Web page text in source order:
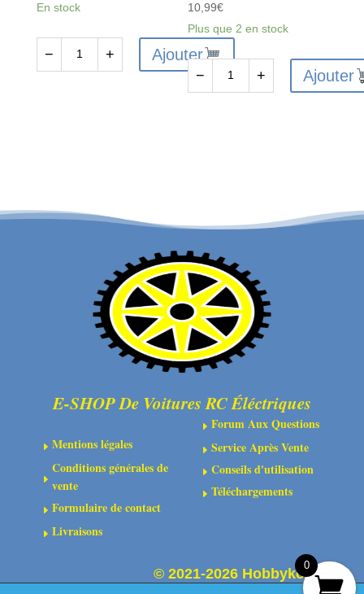
En stock
(4)
− + Ajouter
10,99€
Plus que 2 en stock
12x18x4
mm
2RS
(2)
− + Ajouter
E-SHOP De Voitures RC Éléctriques
EMentions légales
E
Conditions générales de
vente
EFormulaire de contact
ELivraisons
E Forum Aux Questions
E Service Après Vente
E Conseils d'utilisation
E Téléchargements
© 2021-2026 Hobbykoo
0